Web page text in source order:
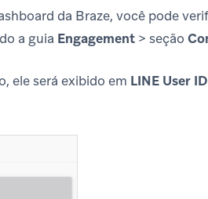
da Braze, você pode
a guia Engagement > seção
ele será exibido em LINE User ID